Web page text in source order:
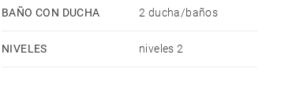
BAÑO CON DUCHA 2 ducha/baños
NIVELES niveles 2